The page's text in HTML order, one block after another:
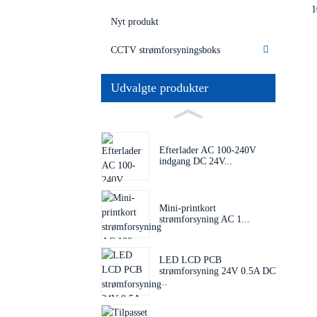
Nyt produkt
CCTV strømforsyningsboks
Udvalgte produkter
Efterlader AC 100-240V
indgang DC 24V...
Mini-printkort
strømforsyning AC 1...
LED LCD PCB
strømforsyning 24V 0.5A DC
...